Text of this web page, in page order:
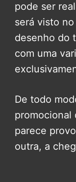
pode ser
será visto
desenho do
com uma
De todo
promocional
parece
outra, a